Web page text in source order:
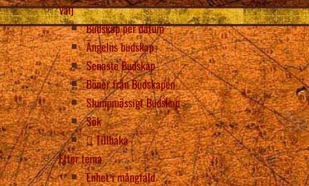
Välj
Budskap per datum
Ängelns budskap
Senaste Budskap
Böner från Budskapen
Slumpmässigt Budskap
Sök
Tillbaka
Efter tema
Enhet i mångfald